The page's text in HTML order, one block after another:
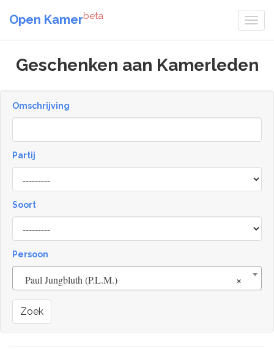
Open Kamerbeta
Geschenken aan Kamerleden
Omschrijving
Partij
Soort
Type
Persoon
×
Paul Jungbluth (P.L.M.)
Zoek